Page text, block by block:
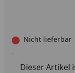
Nicht lieferbar
Dieser Artikel